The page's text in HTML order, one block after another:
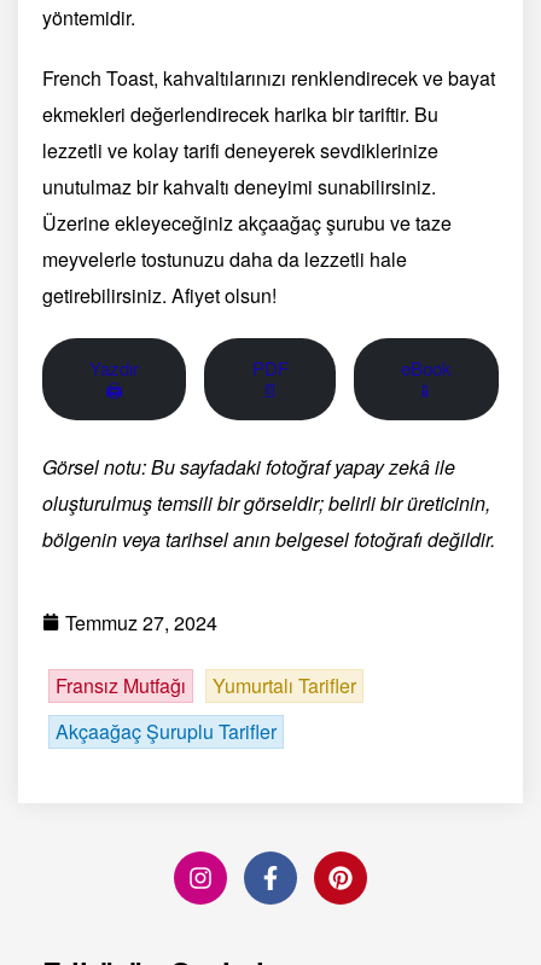
yöntemidir.
French Toast, kahvaltılarınızı renklendirecek ve bayat
ekmekleri değerlendirecek harika bir tariftir. Bu
lezzetli ve kolay tarifi deneyerek sevdiklerinize
unutulmaz bir kahvaltı deneyimi sunabilirsiniz.
Üzerine ekleyeceğiniz akçaağaç şurubu ve taze
meyvelerle tostunuzu daha da lezzetli hale
getirebilirsiniz. Afiyet olsun!
Yazdır
🖨
PDF
📄
eBook
📱
Görsel notu: Bu sayfadaki fotoğraf yapay zekâ ile
oluşturulmuş temsili bir görseldir; belirli bir üreticinin,
bölgenin veya tarihsel anın belgesel fotoğrafı değildir.
Temmuz 27, 2024
Fransız Mutfağı
Yumurtalı Tarifler
Akçaağaç Şuruplu Tarifler